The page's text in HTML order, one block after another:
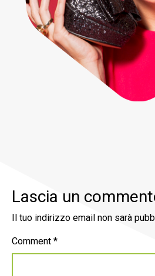
Lascia un
Il tuo indirizzo email non sarà
Comment *